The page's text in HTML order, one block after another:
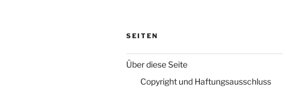
SEITEN
Über diese Seite
Copyright und Haftungsausschluss